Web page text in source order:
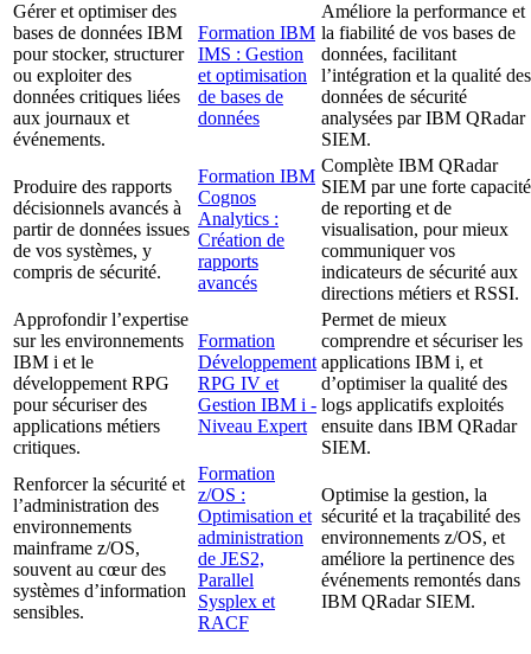
Gérer et optimiser des
bases de données IBM
pour stocker, structurer
ou exploiter des
données critiques liées
aux journaux et
événements.
Formation IBM
IMS : Gestion
et optimisation
de bases de
données
Améliore la performance et
la fiabilité de vos bases de
données, facilitant
l’intégration et la qualité des
données de sécurité
analysées par IBM QRadar
SIEM.
Produire des rapports
décisionnels avancés à
partir de données issues
de vos systèmes, y
compris de sécurité.
Formation IBM
Cognos
Analytics :
Création de
rapports
avancés
Complète IBM QRadar
SIEM par une forte capacité
de reporting et de
visualisation, pour mieux
communiquer vos
indicateurs de sécurité aux
directions métiers et RSSI.
Approfondir l’expertise
sur les environnements
IBM i et le
développement RPG
pour sécuriser des
applications métiers
critiques.
Formation
Développement
RPG IV et
Gestion IBM i -
Niveau Expert
Permet de mieux
comprendre et sécuriser les
applications IBM i, et
d’optimiser la qualité des
logs applicatifs exploités
ensuite dans IBM QRadar
SIEM.
Renforcer la sécurité et
l’administration des
environnements
mainframe z/OS,
souvent au cœur des
systèmes d’information
sensibles.
Formation
z/OS :
Optimisation et
administration
de JES2,
Parallel
Sysplex et
RACF
Optimise la gestion, la
sécurité et la traçabilité des
environnements z/OS, et
améliore la pertinence des
événements remontés dans
IBM QRadar SIEM.